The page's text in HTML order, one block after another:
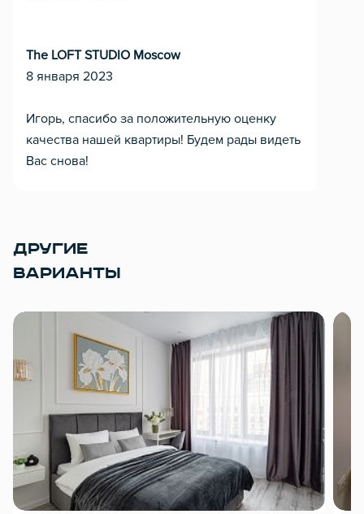
The LOFT STUDIO Moscow
8 января 2023
Игорь, спасибо за положительную оценку
качества нашей квартиры! Будем рады видеть
Вас снова!
ДРУГИЕ
ВАРИАНТЫ